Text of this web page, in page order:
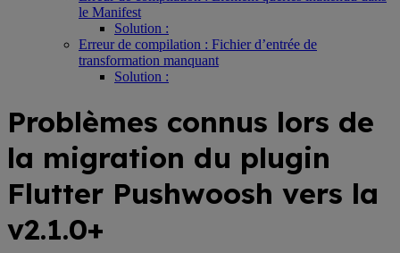
le Manifest
Solution :
Erreur de compilation : Fichier d’entrée de
transformation manquant
Solution :
Problèmes connus lors de
la migration du plugin
Flutter Pushwoosh vers la
v2.1.0+